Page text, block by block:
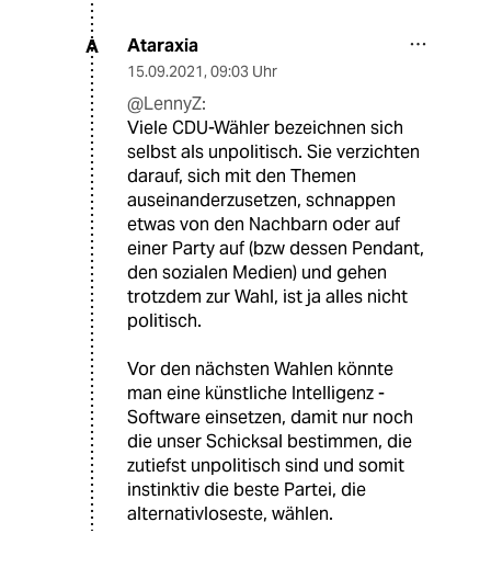
A Ataraxia
15.09.2021, 09:03 Uhr
@LennyZ:
Viele CDU-Wähler bezeichnen sich
selbst als unpolitisch. Sie verzichten
darauf, sich mit den Themen
auseinanderzusetzen, schnappen
etwas von den Nachbarn oder auf
einer Party auf (bzw dessen Pendant,
den sozialen Medien) und gehen
trotzdem zur Wahl, ist ja alles nicht
politisch.
Vor den nächsten Wahlen könnte
man eine künstliche Intelligenz -
Software einsetzen, damit nur noch
die unser Schicksal bestimmen, die
zutiefst unpolitisch sind und somit
instinktiv die beste Partei, die
alternativloseste, wählen.